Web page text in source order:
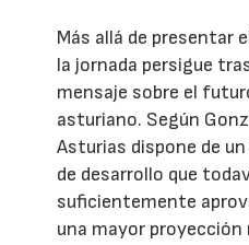
Más allá de presentar
la jornada persigue
mensaje sobre el
asturiano. Según
Asturias dispone de
de desarrollo que
suficientemente
una mayor proyección